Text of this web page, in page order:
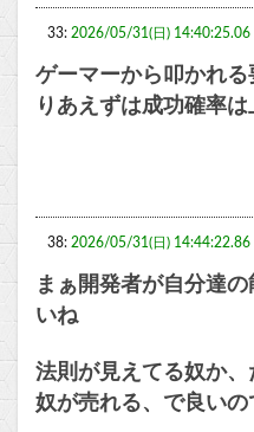
33: 2026/05/31(日) 14:40:25.06
ゲーマーから叩かれ
りあえずは成功確率は
38: 2026/05/31(日) 14:44:22.86
まぁ開発者が自分達
いね
法則が見えてる奴か
奴が売れる、で良いの